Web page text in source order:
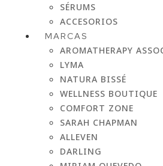
SÉRUMS
ACCESORIOS
MARCAS
AROMATHERAPY
LYMA
NATURA BISSÉ
WELLNESS BOUTIQUE
COMFORT ZONE
SARAH CHAPMAN
ALLEVEN
DARLING